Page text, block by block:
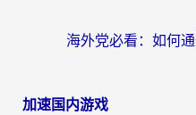
加速国内游戏